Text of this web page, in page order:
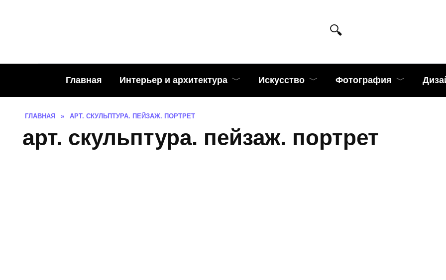
Главная Интерьер и архитектура Искусство Фотография
ГЛАВНАЯ » АРТ. СКУЛЬПТУРА. ПЕЙЗАЖ. ПОРТРЕТ
арт. скульптура. пейзаж. портрет